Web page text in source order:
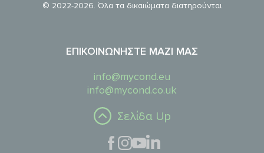
© 2022-2026. Όλα τα δικαιώματα διατηρούνται
ΕΠΙΚΟΙΝΩΝΉΣΤΕ ΜΑΖΊ ΜΑΣ
info@mycond.eu
info@mycond.co.uk
Σελίδα Up